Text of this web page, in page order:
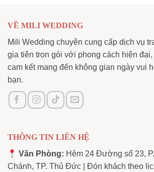
VỀ MILI WEDDING
Mili Wedding chuyên cung cấp dịch vụ
gia tiên trọn gói với phong cách hiện
cam kết mang đến không gian ngày vui
bạn.
THÔNG TIN LIÊN HỆ
Văn Phòng: Hẻm 24 Đường số 23,
Chánh, TP. Thủ Đức | Đón khách theo